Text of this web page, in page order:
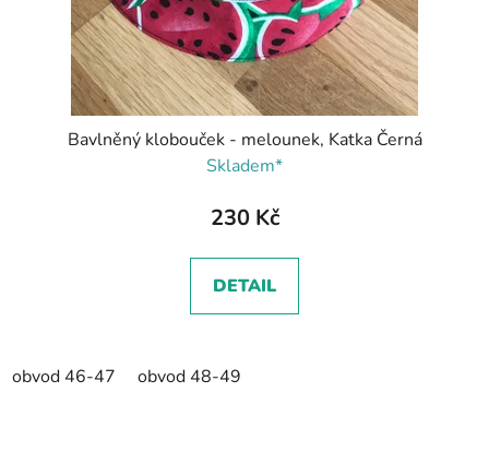
Bavlněný klobouček - melounek, Katka Černá
Skladem*
230 Kč
DETAIL
obvod 46-47 obvod 48-49